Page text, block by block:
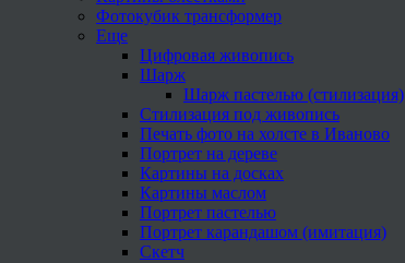
Фотокубик трансформер
Еще
Цифровая живопись
Шарж
Шарж пастелью (стилизация)
Стилизация под живопись
Печать фото на холсте в Иваново
Портрет на дереве
Картины на досках
Картины маслом
Портрет пастелью
Портрет карандашом (имитация)
Скетч